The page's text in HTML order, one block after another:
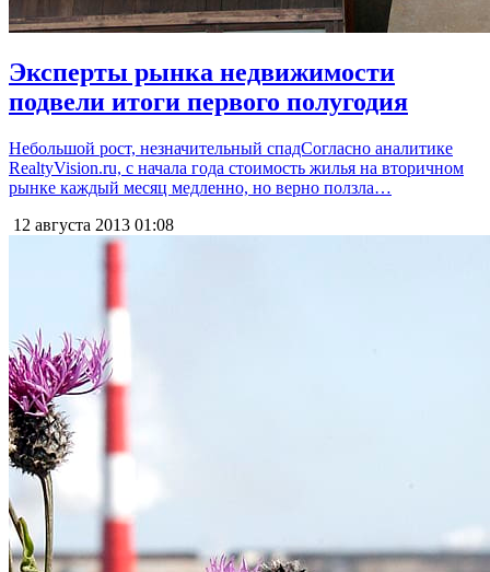
Эксперты рынка недвижимости
подвели итоги первого полугодия
Небольшой рост, незначительный спадСогласно аналитике
RealtyVision.ru, с начала года стоимость жилья на вторичном
рынке каждый месяц медленно, но верно ползла…
12 августа 2013 01:08